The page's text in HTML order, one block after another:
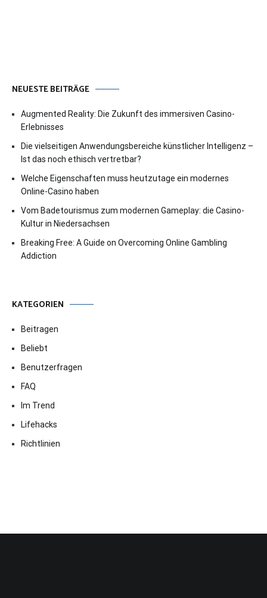
NEUESTE BEITRÄGE
Augmented Reality: Die Zukunft des immersiven Casino-
Erlebnisses
Die vielseitigen Anwendungsbereiche künstlicher Intelligenz –
Ist das noch ethisch vertretbar?
Welche Eigenschaften muss heutzutage ein modernes
Online-Casino haben
Vom Badetourismus zum modernen Gameplay: die Casino-
Kultur in Niedersachsen
Breaking Free: A Guide on Overcoming Online Gambling
Addiction
KATEGORIEN
Beitragen
Beliebt
Benutzerfragen
FAQ
Im Trend
Lifehacks
Richtlinien